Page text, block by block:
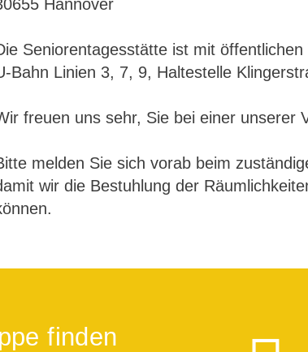
Hannover
Seniorentagesstätte ist mit
Bahn Linien 3, 7, 9, Haltestelle
freuen uns sehr, Sie bei einer unserer
melden Sie sich vorab beim
wir die Bestuhlung der
finden